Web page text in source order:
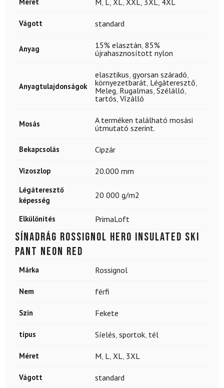
M, L, XL, XXL, 3XL, 4XL
Vágott standard
Anyag 15% elasztán, 85%
újrahasznosított nylon
Anyagtulajdonságok
elasztikus, gyorsan száradó,
környezetbarát, Légáteresztő,
Meleg, Rugalmas, Szélálló,
tartós, Vízálló
Mosás
A terméken található mosási
útmutató szerint.
Bekapcsolás Cipzár
Vízoszlop 20.000 mm
Légáteresztő
képesség
20 000 g/m2
Elkülönítés PrimaLoft
Sínadrág ROSSIGNOL Hero Insulated Ski
Pant Neon Red
Márka Rossignol
Nem férfi
Szín Fekete
típus Síelés, sportok, tél
Méret M, L, XL, 3XL
Vágott standard